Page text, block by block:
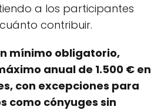
a los participantes
contribuir.
mínimo obligatorio,
anual de 1.500 € en
con excepciones para
como cónyuges sin